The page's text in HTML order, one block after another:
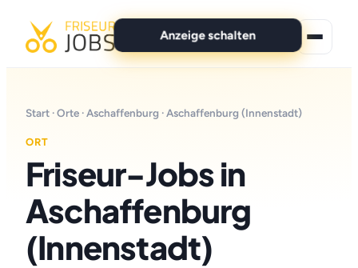
Anzeige schalten
Für Bewerber
Marken
News
Start ·Orte ·Aschaffenburg · Aschaffenburg (Innenstadt)
ORT
Friseur-Jobs in
Aschaffenburg
(Innenstadt)